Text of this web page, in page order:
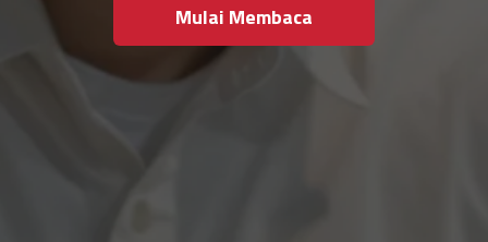
Mulai Membaca